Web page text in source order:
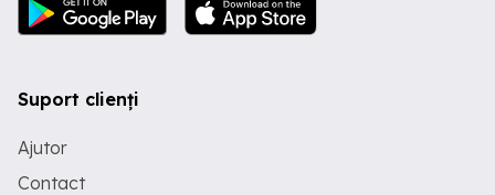
Suport clienți
Ajutor
Contact